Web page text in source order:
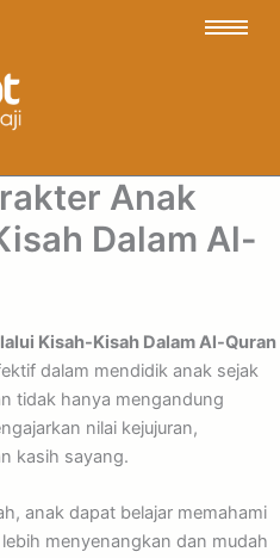
Anak
Dalam Al-
Kisah-Kisah Dalam Al-Quran
dalam mendidik anak sejak
tidak hanya mengandung
nilai kejujuran,
kasih sayang.
anak dapat belajar memahami
menyenangkan dan mudah